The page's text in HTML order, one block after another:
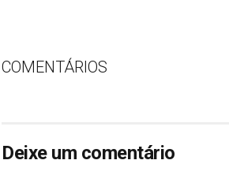
COMENTÁRIOS
Deixe um comentário